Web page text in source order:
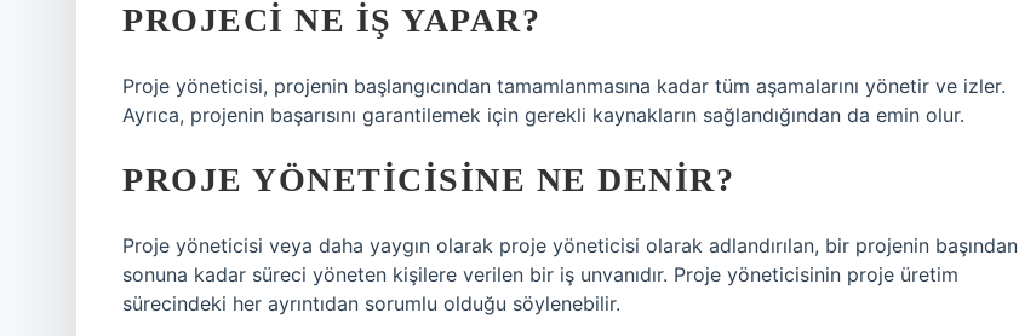
PROJECI NE IŞ YAPAR?
Proje yöneticisi, projenin başlangıcından tamamlanmasına kadar tüm aşamalarını yönetir ve izler.
Ayrıca, projenin başarısını garantilemek için gerekli kaynakların sağlandığından da emin olur.
PROJE YÖNETICISINE NE DENIR?
Proje yöneticisi veya daha yaygın olarak proje yöneticisi olarak adlandırılan, bir projenin başından
sonuna kadar süreci yöneten kişilere verilen bir iş unvanıdır. Proje yöneticisinin proje üretim
sürecindeki her ayrıntıdan sorumlu olduğu söylenebilir.